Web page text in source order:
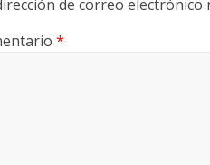
de correo electrónico
*